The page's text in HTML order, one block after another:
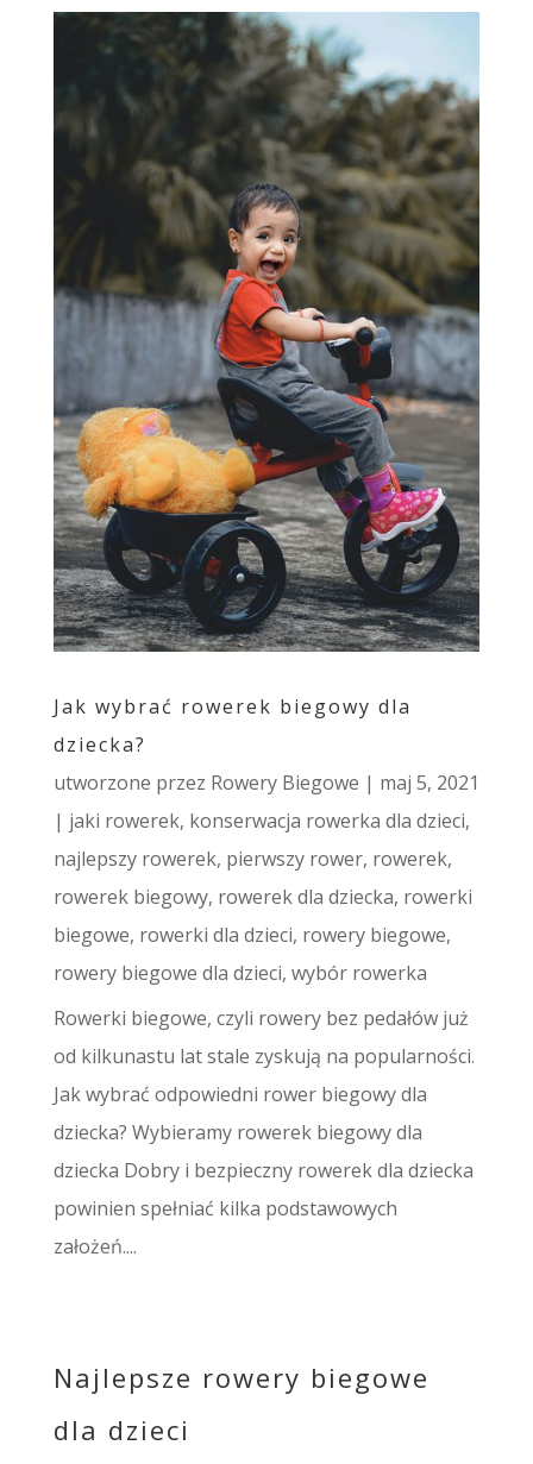
Jak wybrać rowerek biegowy dla
dziecka?
utworzone przez Rowery Biegowe | maj 5, 2021
| jaki rowerek, konserwacja rowerka dla dzieci,
najlepszy rowerek, pierwszy rower, rowerek,
rowerek biegowy, rowerek dla dziecka, rowerki
biegowe, rowerki dla dzieci, rowery biegowe,
rowery biegowe dla dzieci, wybór rowerka
Rowerki biegowe, czyli rowery bez pedałów już
od kilkunastu lat stale zyskują na popularności.
Jak wybrać odpowiedni rower biegowy dla
dziecka? Wybieramy rowerek biegowy dla
dziecka Dobry i bezpieczny rowerek dla dziecka
powinien spełniać kilka podstawowych
założeń....
Najlepsze rowery biegowe
dla dzieci